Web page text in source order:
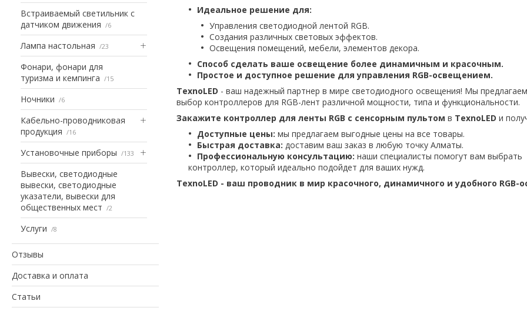
Встраиваемый светильник с
датчиком движения
6
Лампа настольная 23
Фонари, фонари для
туризма и кемпинга
15
Ночники 6
Кабельно-проводниковая
продукция
16
Установочные приборы 133
Вывески, светодиодные
вывески, светодиодные
указатели, вывески для
общественных мест
2
Услуги 8
Отзывы
Доставка и оплата
Статьи
Идеальное решение для:
Управления светодиодной лентой RGB.
Создания различных световых эффектов.
Освещения помещений, мебели, элементов декора.
Способ сделать ваше освещение более динамичным и красочным.
Простое и доступное решение для управления RGB-освещением.
TexnoLED - ваш надежный партнер в мире светодиодного освещения! Мы
выбор контроллеров для RGB-лент различной мощности, типа и функциональности.
Закажите контроллер для ленты RGB с сенсорным пультом в TexnoLED и
Доступные цены: мы предлагаем выгодные цены на все товары.
Быстрая доставка: доставим ваш заказ в любую точку Алматы.
Профессиональную консультацию: наши специалисты помогут вам выбрать
контроллер, который идеально подойдет для ваших нужд.
TexnoLED - ваш проводник в мир красочного, динамичного и удобного RGB-